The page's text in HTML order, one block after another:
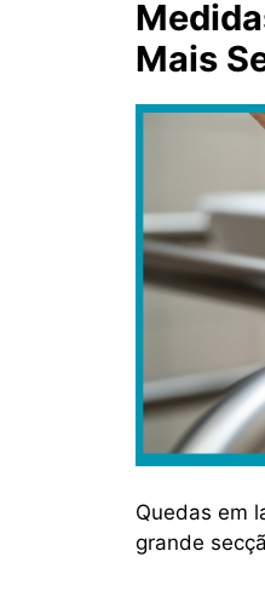
Mais
Quedas em
grande